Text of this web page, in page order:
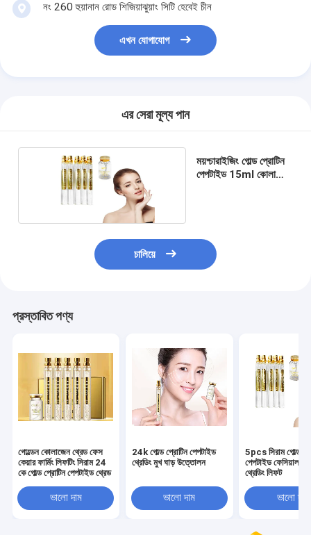
নং 260 হুয়ানান রোড শিজিয়াঝুয়াং সিটি হেবেই চীন
এখন যোগাযোগ
এর সেরা মূল্য পান
ময়শ্চারাইজিং গোল্ড প্রোটিন
পেপটাইড 15ml কোলাজেন
চালিয়ে
প্রস্তাবিত পণ্য
গোল্ডেন কোলাজেন থ্রেড ফেস
কেয়ার ফার্মিং লিফটিং সিরাম 24
কে গোল্ড প্রোটিন পেপটাইড থ্রেড
ভালো দাম
24k গোল্ড প্রোটিন পেপটাইড
থ্রেডিং মুখ ঘাড় উত্তোলন
ভালো দাম
5pcs সিরাম গোল্ড
পেপটাইড ফেসিয়াল
থ্রেডিং লিফট
ভালো দাম